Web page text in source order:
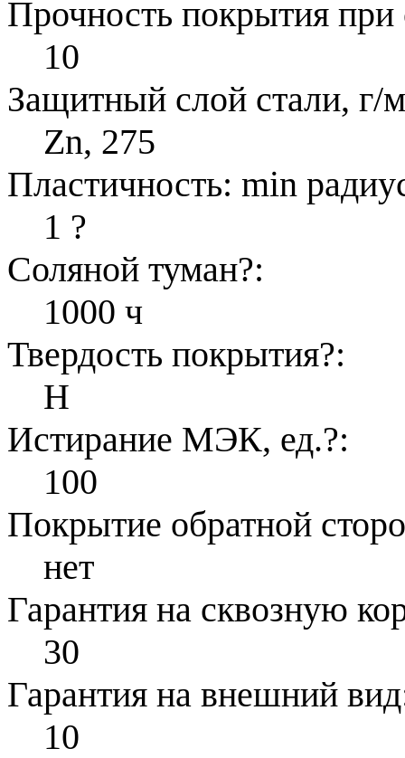
Прочность покрытия
10
Защитный слой стали, г/
Zn, 275
Пластичность: min
1 ?
Соляной туман?:
1000 ч
Твердость покрытия?:
H
Истирание МЭК, ед.?:
100
Покрытие обратной
нет
Гарантия на сквозную
30
Гарантия на внешний
10